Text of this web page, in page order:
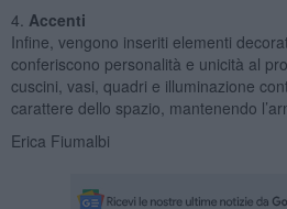
4. Accenti
Infine, vengono inseriti elementi
conferiscono personalità e unicità al
cuscini, vasi, quadri e illuminazione
carattere dello spazio, mantenendo
Erica Fiumalbi